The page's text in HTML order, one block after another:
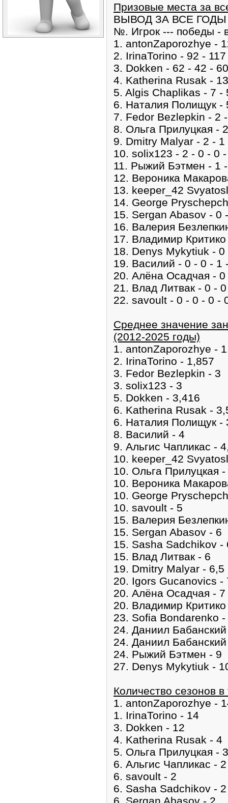
Призовые места за
ВЫВОД ЗА ВСЕ ГОДЫ
№. Игрок --- победы -
1. antonZaporozhye -
2. IrinaTorino - 92 -
3. Dokken - 62 - 42 -
4. Katherina Rusak -
5. Algis Chaplikas - 7 -
6. Наталия Полищук -
7. Fedor Bezlepkin - 2
8. Ольга Прилуцкая -
9. Dmitry Malyar - 2 - 1
10. solix123 - 2 - 0 - 0
11. Рыжий Бэтмен - 1
12. Вероника
13. keeper_42
14. George
15. Sergan Abasov - 0
16. Валерия
17. Владимир
18. Denys Mykytiuk - 0
19. Василий - 0 - 0 - 1
20. Алёна Осадчая -
21. Влад Литвак - 0 -
22. savoult - 0 - 0 - 0 -
Среднее значение
(2012-2025 годы)
1. antonZaporozhye -
2. IrinaTorino - 1,857
3. Fedor Bezlepkin - 3
3. solix123 - 3
5. Dokken - 3,416
6. Katherina Rusak -
6. Наталия Полищук -
8. Василий - 4
9. Альгис Чапликас -
10. keeper_42
10. Ольга Прилуцкая -
10. Вероника
10. George
10. savoult - 5
15. Валерия
15. Sergan Abasov - 6
15. Sasha Sadchikov -
15. Влад Литвак - 6
19. Dmitry Malyar - 6,5
20. Igors Gucanovics -
20. Алёна Осадчая - 7
20. Владимир
23. Sofia Bondarenko -
24. Даниил
24. Даниил
24. Рыжий Бэтмен - 9
27. Denys Mykytiuk -
Количество сезонов
1. antonZaporozhye -
1. IrinaTorino - 14
3. Dokken - 12
4. Katherina Rusak - 4
5. Ольга Прилуцкая - 3
6. Альгис Чапликас - 2
6. savoult - 2
6. Sasha Sadchikov - 2
6. Sergan Abasov - 2